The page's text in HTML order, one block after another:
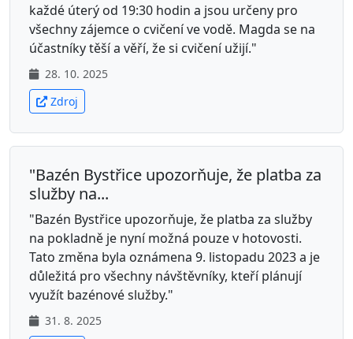
každé úterý od 19:30 hodin a jsou určeny pro
všechny zájemce o cvičení ve vodě. Magda se na
účastníky těší a věří, že si cvičení užijí."
28. 10. 2025
Zdroj
"Bazén Bystřice upozorňuje, že platba za
služby na...
"Bazén Bystřice upozorňuje, že platba za služby
na pokladně je nyní možná pouze v hotovosti.
Tato změna byla oznámena 9. listopadu 2023 a je
důležitá pro všechny návštěvníky, kteří plánují
využít bazénové služby."
31. 8. 2025